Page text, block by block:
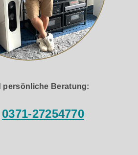
persönliche Beratung:
0371-27254770